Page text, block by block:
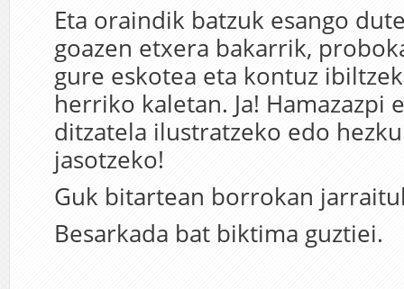
Eta oraindik batzuk esango
goazen etxera bakarrik,
gure eskotea eta kontuz
herriko kaletan. Ja! Hamazazpi
ditzatela ilustratzeko edo
jasotzeko!
Guk bitartean borrokan
Besarkada bat biktima guztiei.